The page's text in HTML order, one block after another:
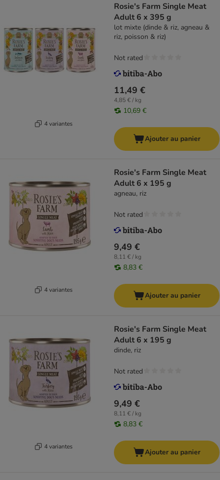
4 variantes
Rosie's Farm Single Meat
Adult 6 x 395 g
lot mixte (dinde & riz, agneau &
riz, poisson & riz)
11,49 €
4,85 € / kg
10,69 €
Not rated
Ajouter au panier
4 variantes
Rosie's Farm Single Meat
Adult 6 x 195 g
agneau, riz
9,49 €
8,11 € / kg
8,83 €
Not rated
Ajouter au panier
4 variantes
Rosie's Farm Single Meat
Adult 6 x 195 g
dinde, riz
9,49 €
8,11 € / kg
8,83 €
Not rated
Ajouter au panier